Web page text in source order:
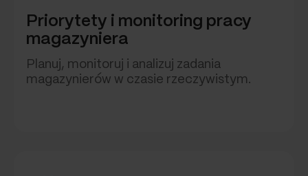
Priorytety i monitoring pracy
magazyniera
Planuj, monitoruj i analizuj zadania
magazynierów w czasie rzeczywistym.